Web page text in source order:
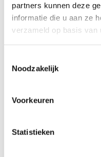
partners kunnen deze
informatie die u aan ze
verzameld op basis van
Noodzakelijk
Voorkeuren
Statistieken
EAN
Energie label
Reviews